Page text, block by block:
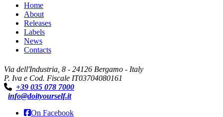
Home
About
Releases
Labels
News
Contacts
Via dell'Industria, 8 - 24126 Bergamo - Italy
P. Iva e Cod. Fiscale IT03704080161
+39 035 078 7000
info@doityourself.it
On Facebook